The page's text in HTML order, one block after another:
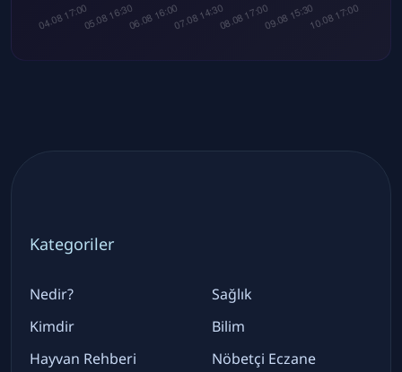
Kategoriler
Nedir?
Kimdir
Hayvan Rehberi
Sağlık
Bilim
Nöbetçi Eczane